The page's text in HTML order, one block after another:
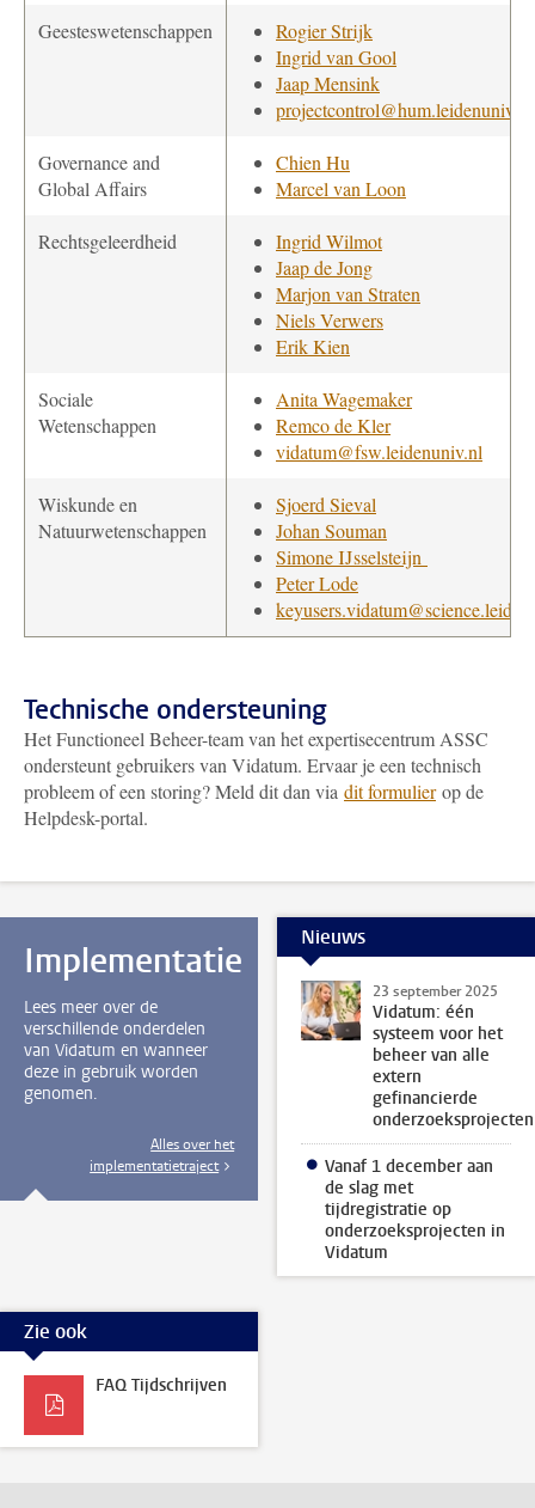
Geesteswetenschappen
Rogier Strijk
Ingrid van Gool
Jaap Mensink
projectcontrol@hum.leidenuniv.nl
Governance and
Global Affairs
Chien Hu
Marcel van Loon
Rechtsgeleerdheid
Ingrid Wilmot
Jaap de Jong
Marjon van Straten
Niels Verwers
Erik Kien
Sociale
Wetenschappen
Anita Wagemaker
Remco de Kler
vidatum@fsw.leidenuniv.nl
Wiskunde en
Natuurwetenschappen
Sjoerd Sieval
Johan Souman
Simone IJsselsteijn
Peter Lode
Technische ondersteuning
Het Functioneel Beheer-team van het expertisecentrum ASSC
ondersteunt gebruikers van Vidatum. Ervaar je een technisch
probleem of een storing? Meld dit dan via dit formulierop de
Helpdesk-portal.
Implementatie
Lees meer over de
verschillende onderdelen
van Vidatum en wanneer
deze in gebruik worden
genomen.
Alles over het
implementatietraject
Nieuws
23 september 2025
Vidatum: één
systeem voor het
beheer van alle
extern
gefinancierde
onderzoeksprojecten
Vanaf 1 december aan
de slag met
tijdregistratie op
onderzoeksprojecten in
Vidatum
Zie ook
FAQ Tijdschrijven